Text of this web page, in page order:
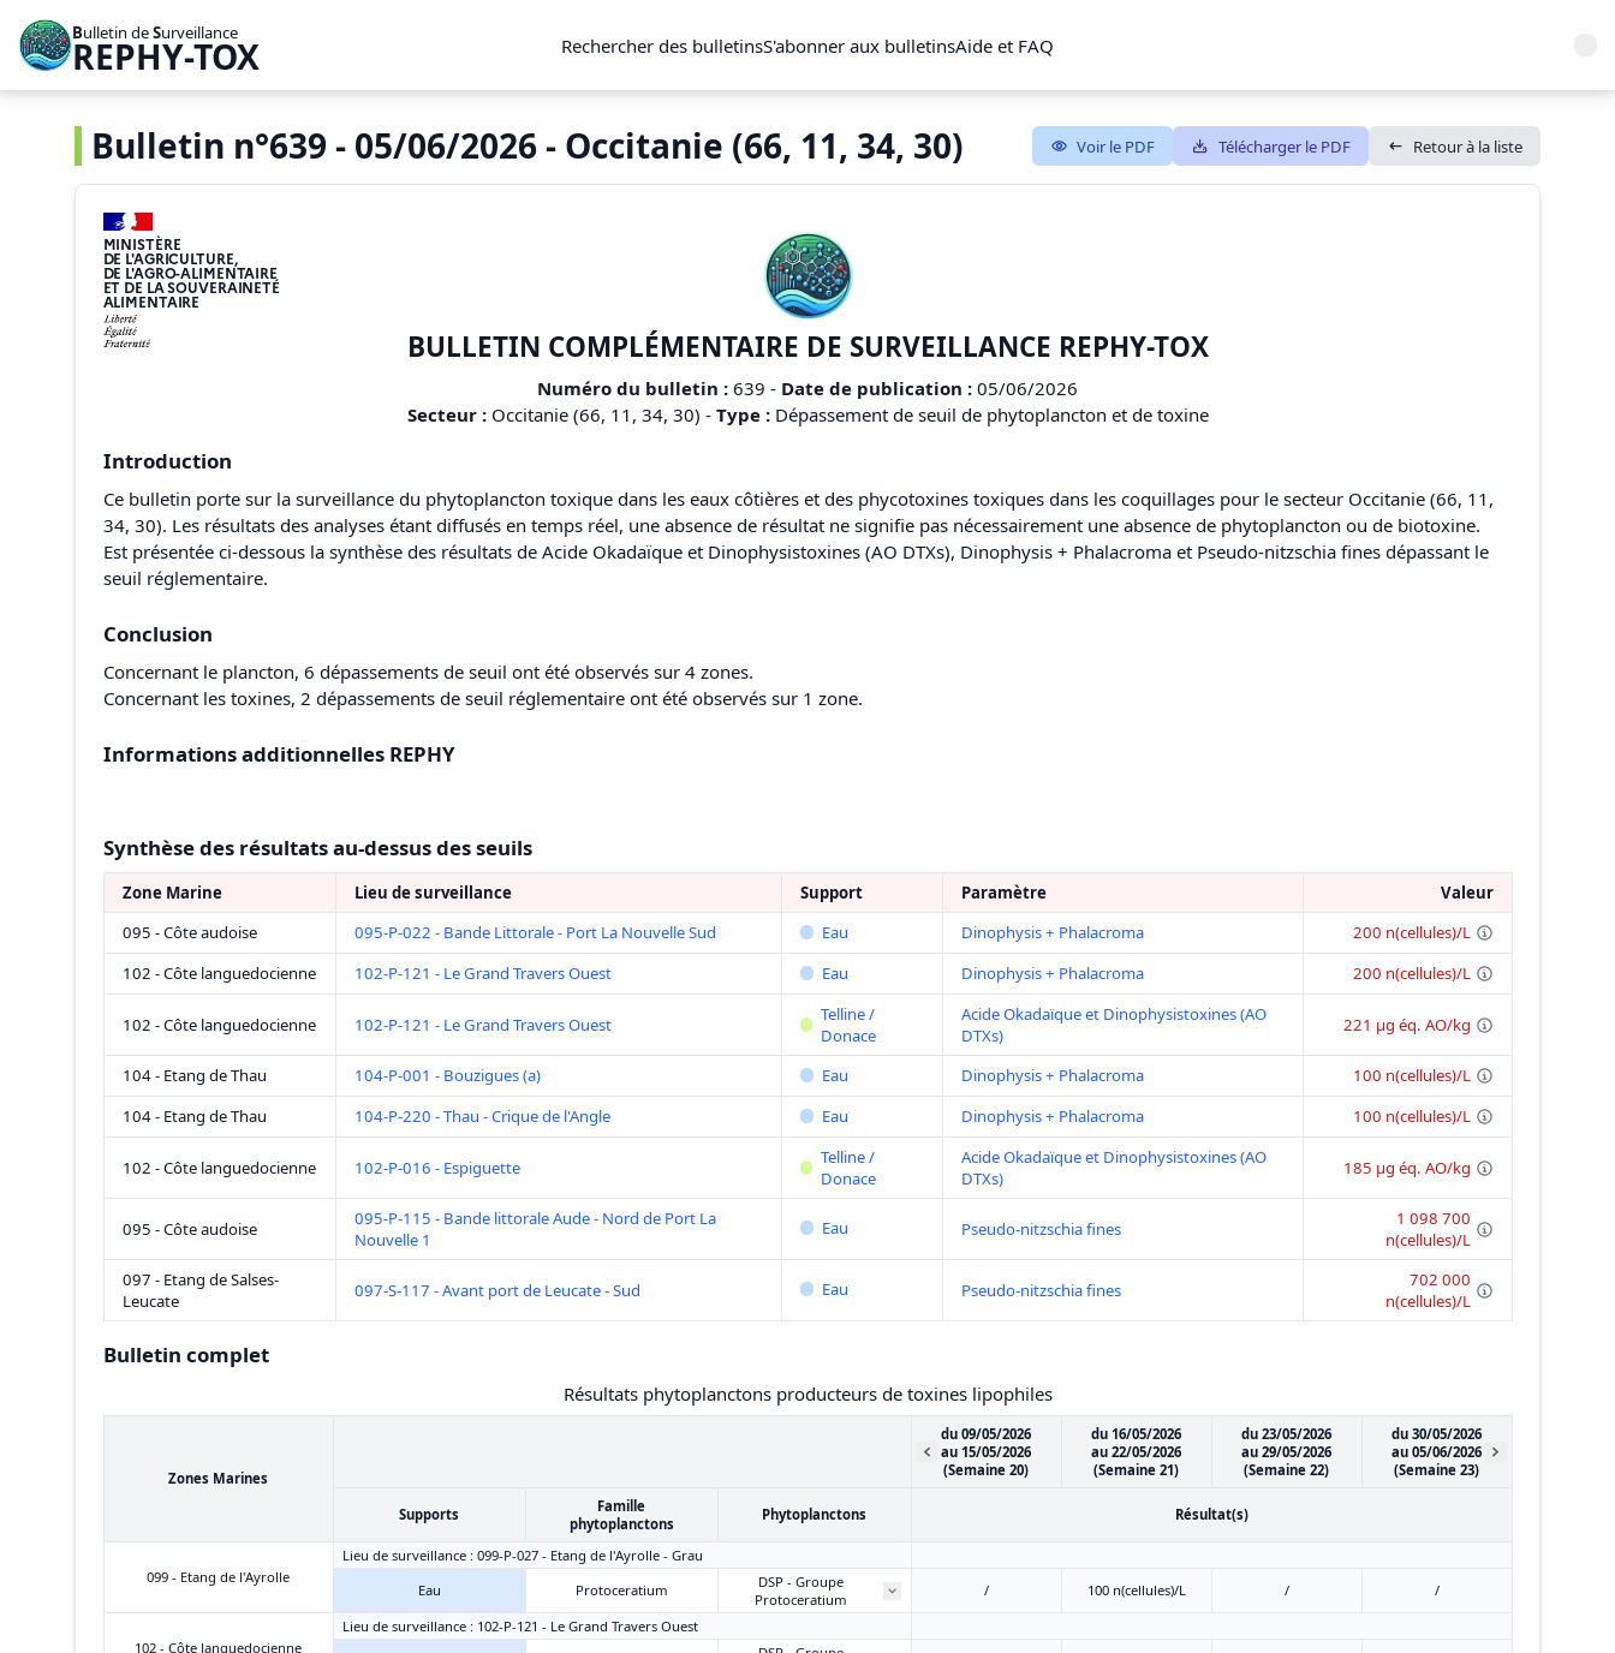
Bulletin deSurveillance
REPHY-TOX Rechercher des bulletinsS'abonner aux bulletinsAide et FAQ
Bulletin n°639 - 05/06/2026 - Occitanie (66, 11, 34, 30) Voir le PDF Télécharger le PDF Retour à la liste
MINISTÈRE
DE L'AGRICULTURE,
DE L'AGRO-ALIMENTAIRE
ET DE LA SOUVERAINETÉ
ALIMENTAIRE
BULLETIN COMPLÉMENTAIRE DE SURVEILLANCE REPHY-TOX
Numéro du bulletin : 639 - Date de publication : 05/06/2026
Secteur :Occitanie (66, 11, 34, 30) - Type :Dépassement de seuil de phytoplancton et de toxine
Introduction
Ce bulletin porte sur la surveillance du phytoplancton toxique dans les eaux côtières et des phycotoxines toxiques dans les coquillages pour le secteur Occitanie (66, 11,
34, 30). Les résultats des analyses étant diffusés en temps réel, une absence de résultat ne signifie pas nécessairement une absence de phytoplancton ou de biotoxine.
Est présentée ci-dessous la synthèse des résultats de Acide Okadaïque et Dinophysistoxines (AO DTXs), Dinophysis + Phalacroma et Pseudo-nitzschia fines dépassant le
seuil réglementaire.
Conclusion
Concernant le plancton, 6 dépassements de seuil ont été observés sur 4 zones.
Concernant les toxines, 2 dépassements de seuil réglementaire ont été observés sur 1 zone.
Informations additionnelles REPHY
Synthèse des résultats au-dessus des seuils
Zone Marine Lieu de surveillance Support Paramètre
Valeur
095 - Côte audoise
095-P-022 - Bande Littorale - Port La Nouvelle Sud Eau Dinophysis + Phalacroma
200 n(cellules)/L
102 - Côte languedocienne
102-P-121 - Le Grand Travers Ouest Eau Dinophysis + Phalacroma 200 n(cellules)/L
102 - Côte languedocienne 102-P-121 - Le Grand Travers Ouest
Telline /
Donace
Acide Okadaïque et Dinophysistoxines (AO
DTXs)
221 μg éq. AO/kg
104 - Etang de Thau 104-P-001 - Bouzigues (a) Eau Dinophysis + Phalacroma
100 n(cellules)/L
104 - Etang de Thau
104-P-220 - Thau - Crique de l'Angle Eau Dinophysis + Phalacroma 100 n(cellules)/L
102 - Côte languedocienne 102-P-016 - Espiguette
Telline /
Donace
Acide Okadaïque et Dinophysistoxines (AO
DTXs)
185 μg éq. AO/kg
095 - Côte audoise
095-P-115 - Bande littorale Aude - Nord de Port La
Nouvelle 1
Eau Pseudo-nitzschia fines
1 098 700
n(cellules)/L
097 - Etang de Salses-
Leucate
097-S-117 - Avant port de Leucate - Sud Eau Pseudo-nitzschia fines
702 000
n(cellules)/L
Bulletin complet
Résultats phytoplanctons producteurs de toxines lipophiles
Zones Marines
du 09/05/2026
au 15/05/2026
(Semaine 20)
du 16/05/2026
au 22/05/2026
(Semaine 21)
du 23/05/2026
au 29/05/2026
(Semaine 22)
du 30/05/2026
au 05/06/2026
(Semaine 23)
Supports
Famille
phytoplanctons
Phytoplanctons Résultat(s)
099 - Etang de l'Ayrolle
Lieu de surveillance : 099-P-027 - Etang de l'Ayrolle - Grau
Eau
Protoceratium
DSP - Groupe
Protoceratium
/ 100 n(cellules)/L / /
102 - Côte languedocienne
Lieu de surveillance : 102-P-121 - Le Grand Travers Ouest